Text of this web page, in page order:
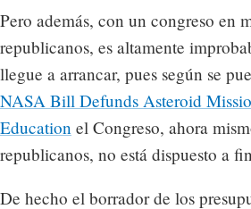
Pero además, con un congreso en
republicanos, es altamente
llegue a arrancar, pues según se
NASA Bill Defunds Asteroid
Education el Congreso, ahora
republicanos, no está dispuesto a
De hecho el borrador de los